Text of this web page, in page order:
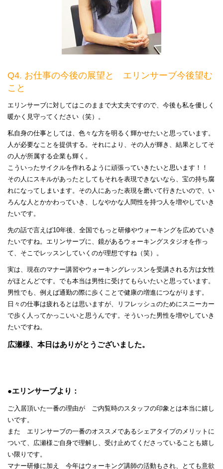
Q4. お仕事の今後の展望と エリンサーブ今後望む
こと
エリンサーブに対してはこのままで大丈夫ですので、今後も私を優しく
暖かく見守ってください（笑）。
私自身の仕事としては、色々な方を明るく輝かせたいと思っています。
人が必要なことを提供する。それにより、その人が輝き、結果としてそ
の人が所属する企業も輝く。
こういったサイクルを作れるように頑張っていきたいと思います！！
その人にスキルがあったとしてもそれを表現できないなら、宝の持ち腐
れになってしまいます。その人にあった表現を磨いて行きたいので、い
ろんな人とかかわっていき、しなやかな人間性を持つ人を増やしていき
たいです。
先の話で言えば10年後、全国でもっと研修やウォーキングを広めていき
たいですね。エリンサーブに、鏡があるウォーキングスタジオを作っ
て、そこでレッスンしていくのが理想ですね（笑）。
実は、現在のマナー講習やウォーキングレッスンを受講される方は女性
がほとんどです。でも本当は男性に受けてもらいたいと思っています。
男性でも、例えば通勤の際に歩くことで健康の増進につながります。
日々の仕事は疲れるとは思いますが、リフレッシュのためにスニーカー
で歩く人ってかっこいいと思うんです。そういった男性を増やしていき
たいですね。
広瀬様、本日はありがとうございました。
●エリンサーブより：
ご入居頂いた一番の理由が ご内覧時のスタッフの印象とは本当に嬉し
いです。
また エリンサーブの一番のオススメであるシェアタイプのメリットに
ついて、広瀬様ご自身で理解し、受け止めてくださっていることも嬉し
い限りです。
マナー研修に加え 今年はウォーキング講師の活動もされ、とても意欲